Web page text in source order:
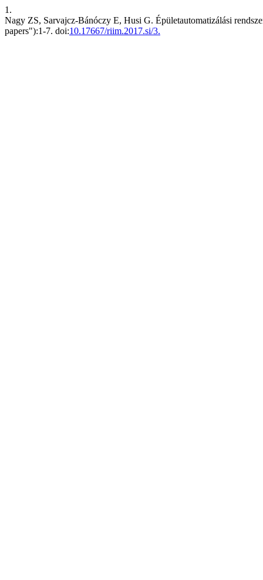
1.
Nagy ZS, Sarvajcz-Bánóczy E, Husi G. Épületautomatizálási
papers"):1-7. doi:10.17667/riim.2017.si/3.